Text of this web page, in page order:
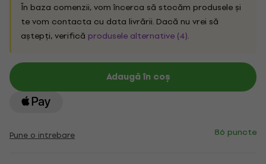
În baza comenzii, vom încerca să stocăm produsele și
te vom contacta cu data livrării. Dacă nu vrei să
aștepți, verifică produsele alternative (4).
Adaugă în coș
Pune o intrebare 86 puncte